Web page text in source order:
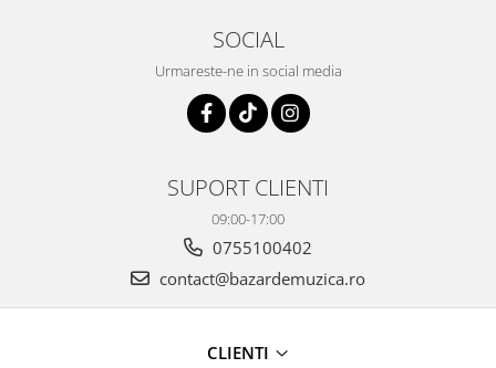
SOCIAL
Urmareste-ne in social media
SUPORT CLIENTI
09:00-17:00
0755100402
contact@bazardemuzica.ro
CLIENTI